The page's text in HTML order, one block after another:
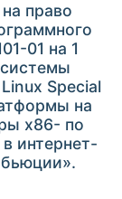
право
01 на 1
Special
на
x86- по
интернет-